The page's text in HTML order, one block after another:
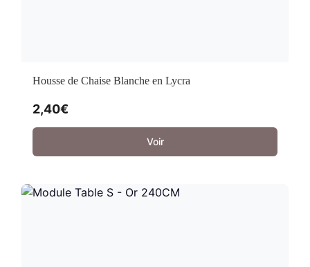
Housse de Chaise Blanche en Lycra
2,40€
Voir